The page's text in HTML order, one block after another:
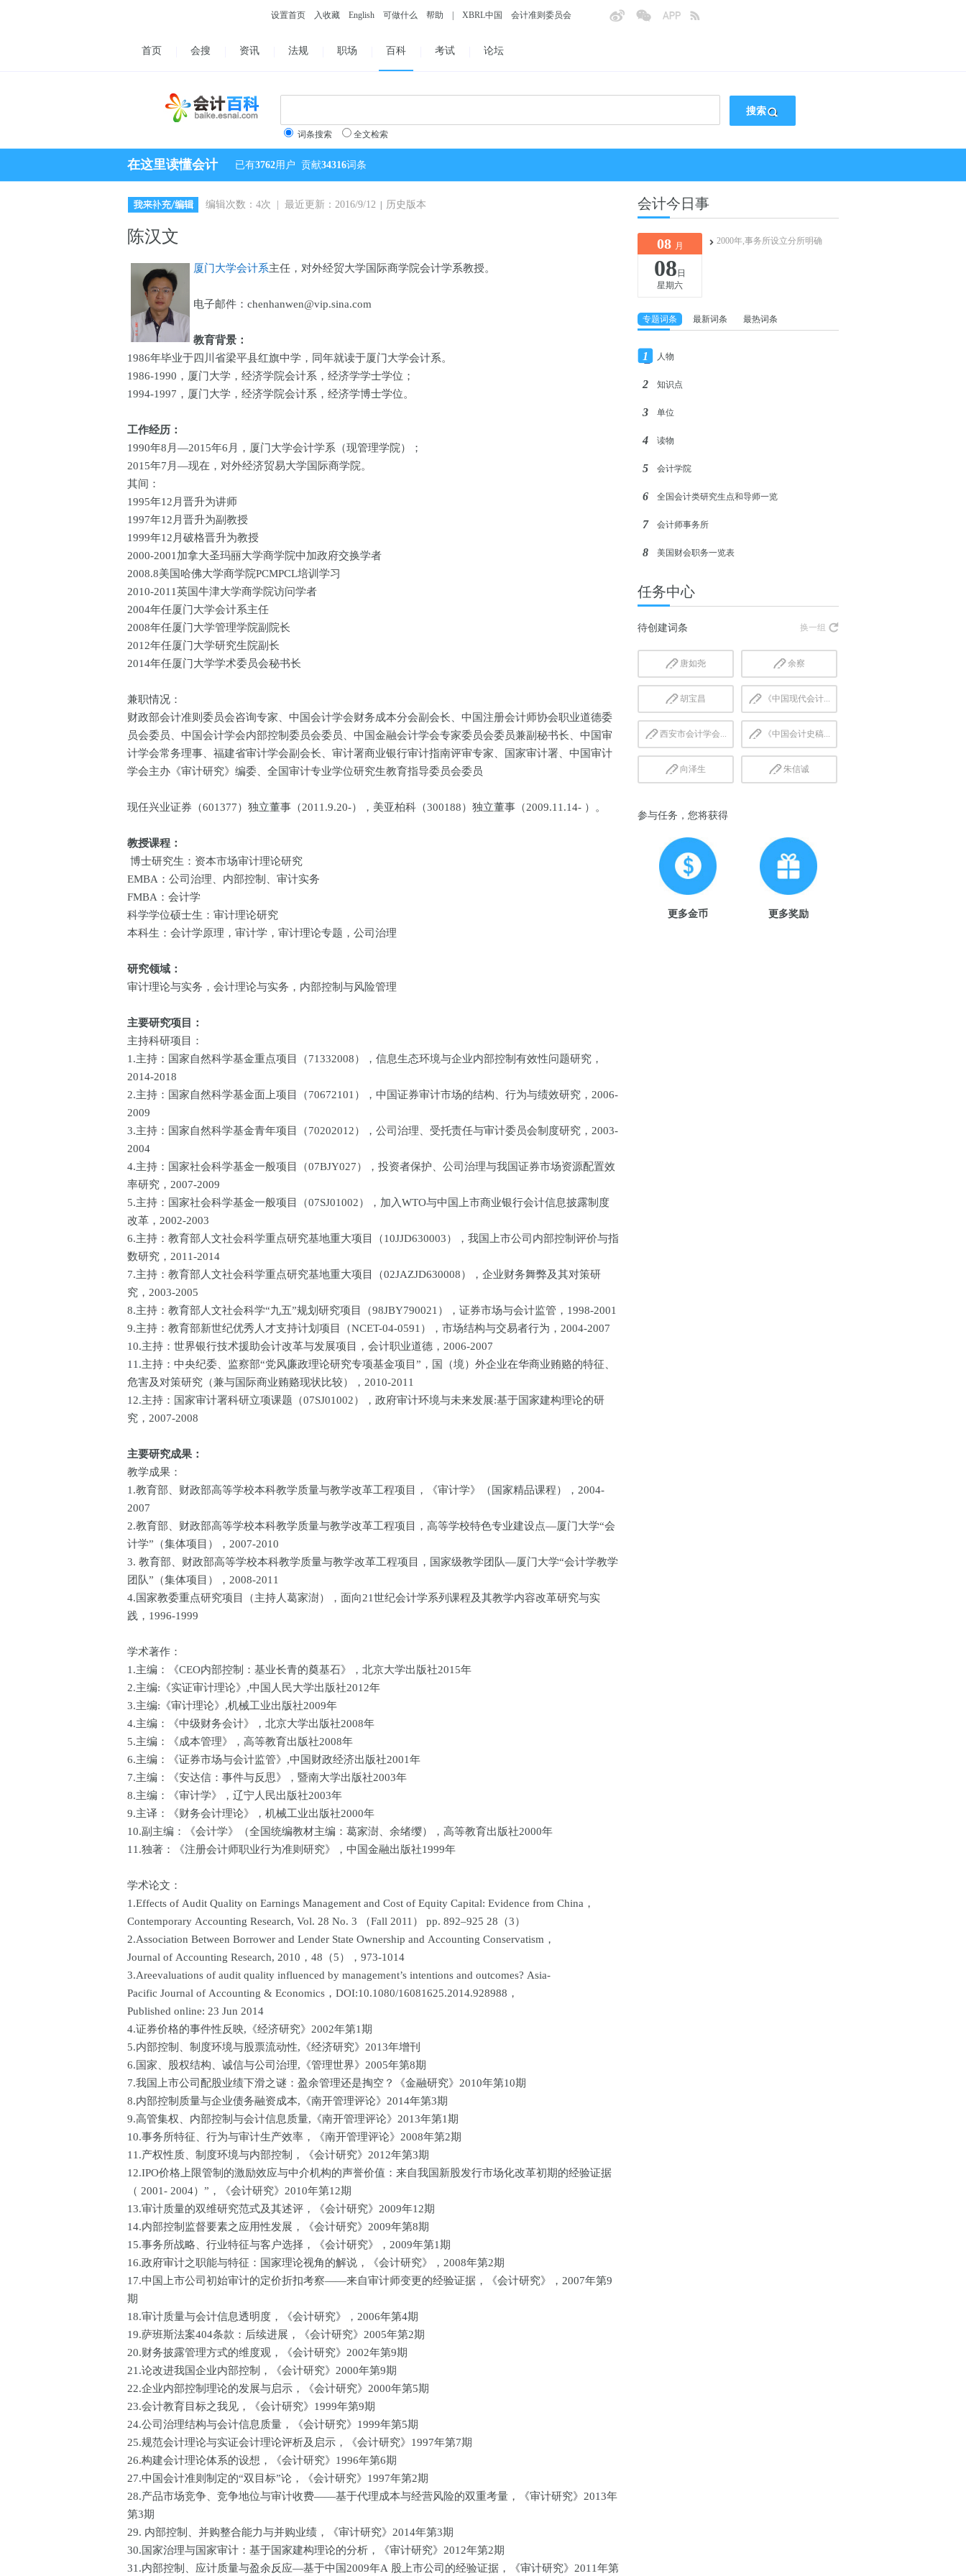
设置首页 入收藏 English 可做什么 帮助 XBRL中国 会计准则委员会
首页 会搜 资讯 法规 职场 百科 考试 论坛
搜索
词条搜索 全文检索
在这里读懂会计 已有3762用户 贡献34316词条
编辑次数：4次 | 最近更新：2016/9/12 历史版本
陈汉文
厦门大学会计系主任，对外经贸大学国际商学院会计学系教授。
电子邮件：chenhanwen@vip.sina.com
教育背景：
1986年毕业于四川省梁平县红旗中学，同年就读于厦门大学会计系。
1986-1990，厦门大学，经济学院会计系，经济学学士学位；
1994-1997，厦门大学，经济学院会计系，经济学博士学位。
工作经历：
1990年8月—2015年6月，厦门大学会计学系（现管理学院）；
2015年7月—现在，对外经济贸易大学国际商学院。
其间：
1995年12月晋升为讲师
1997年12月晋升为副教授
1999年12月破格晋升为教授
2000-2001加拿大圣玛丽大学商学院中加政府交换学者
2008.8美国哈佛大学商学院PCMPCL培训学习
2010-2011英国牛津大学商学院访问学者
2004年任厦门大学会计系主任
2008年任厦门大学管理学院副院长
2012年任厦门大学研究生院副长
2014年任厦门大学学术委员会秘书长
兼职情况：
财政部会计准则委员会咨询专家、中国会计学会财务成本分会副会长、中国注册会计师协会职业道德委
员会委员、中国会计学会内部控制委员会委员、中国金融会计学会专家委员会委员兼副秘书长、中国审
计学会常务理事、福建省审计学会副会长、审计署商业银行审计指南评审专家、国家审计署、中国审计
学会主办《审计研究》编委、全国审计专业学位研究生教育指导委员会委员
现任兴业证券（601377）独立董事（2011.9.20-），美亚柏科（300188）独立董事（2009.11.14- ）。
教授课程：
博士研究生：资本市场审计理论研究
EMBA：公司治理、内部控制、审计实务
FMBA：会计学
科学学位硕士生：审计理论研究
本科生：会计学原理，审计学，审计理论专题，公司治理
研究领域：
审计理论与实务，会计理论与实务，内部控制与风险管理
主要研究项目：
主持科研项目：
1.主持：国家自然科学基金重点项目（71332008），信息生态环境与企业内部控制有效性问题研究，
2014-2018
2.主持：国家自然科学基金面上项目（70672101），中国证券审计市场的结构、行为与绩效研究，2006-
2009
3.主持：国家自然科学基金青年项目（70202012），公司治理、受托责任与审计委员会制度研究，2003-
2004
4.主持：国家社会科学基金一般项目（07BJY027），投资者保护、公司治理与我国证券市场资源配置效
率研究，2007-2009
5.主持：国家社会科学基金一般项目（07SJ01002），加入WTO与中国上市商业银行会计信息披露制度
改革，2002-2003
6.主持：教育部人文社会科学重点研究基地重大项目（10JJD630003），我国上市公司内部控制评价与指
数研究，2011-2014
7.主持：教育部人文社会科学重点研究基地重大项目（02JAZJD630008），企业财务舞弊及其对策研
究，2003-2005
8.主持：教育部人文社会科学“九五”规划研究项目（98JBY790021），证券市场与会计监管，1998-2001
9.主持：教育部新世纪优秀人才支持计划项目（NCET-04-0591），市场结构与交易者行为，2004-2007
10.主持：世界银行技术援助会计改革与发展项目，会计职业道德，2006-2007
11.主持：中央纪委、监察部“党风廉政理论研究专项基金项目”，国（境）外企业在华商业贿赂的特征、
危害及对策研究（兼与国际商业贿赂现状比较），2010-2011
12.主持：国家审计署科研立项课题（07SJ01002），政府审计环境与未来发展:基于国家建构理论的研
究，2007-2008
主要研究成果：
教学成果：
1.教育部、财政部高等学校本科教学质量与教学改革工程项目，《审计学》（国家精品课程），2004-
2007
2.教育部、财政部高等学校本科教学质量与教学改革工程项目，高等学校特色专业建设点—厦门大学“会
计学”（集体项目），2007-2010
3. 教育部、财政部高等学校本科教学质量与教学改革工程项目，国家级教学团队—厦门大学“会计学教学
团队”（集体项目），2008-2011
4.国家教委重点研究项目（主持人葛家澍），面向21世纪会计学系列课程及其教学内容改革研究与实
践，1996-1999
学术著作：
1.主编：《CEO内部控制：基业长青的奠基石》，北京大学出版社2015年
2.主编:《实证审计理论》,中国人民大学出版社2012年
3.主编:《审计理论》,机械工业出版社2009年
4.主编：《中级财务会计》，北京大学出版社2008年
5.主编：《成本管理》，高等教育出版社2008年
6.主编：《证券市场与会计监管》,中国财政经济出版社2001年
7.主编：《安达信：事件与反思》，暨南大学出版社2003年
8.主编：《审计学》，辽宁人民出版社2003年
9.主译：《财务会计理论》，机械工业出版社2000年
10.副主编：《会计学》（全国统编教材主编：葛家澍、余绪缨），高等教育出版社2000年
11.独著：《注册会计师职业行为准则研究》，中国金融出版社1999年
学术论文：
1.Effects of Audit Quality on Earnings Management and Cost of Equity Capital: Evidence from China，
Contemporary Accounting Research, Vol. 28 No. 3 （Fall 2011） pp. 892–925 28（3）
2.Association Between Borrower and Lender State Ownership and Accounting Conservatism，
Journal of Accounting Research, 2010，48（5），973-1014
3.Areevaluations of audit quality influenced by management’s intentions and outcomes? Asia-
Pacific Journal of Accounting & Economics，DOI:10.1080/16081625.2014.928988，
Published online: 23 Jun 2014
4.证券价格的事件性反映,《经济研究》2002年第1期
5.内部控制、制度环境与股票流动性,《经济研究》2013年增刊
6.国家、股权结构、诚信与公司治理,《管理世界》2005年第8期
7.我国上市公司配股业绩下滑之谜：盈余管理还是掏空？《金融研究》2010年第10期
8.内部控制质量与企业债务融资成本,《南开管理评论》2014年第3期
9.高管集权、内部控制与会计信息质量,《南开管理评论》2013年第1期
10.事务所特征、行为与审计生产效率，《南开管理评论》2008年第2期
11.产权性质、制度环境与内部控制，《会计研究》2012年第3期
12.IPO价格上限管制的激励效应与中介机构的声誉价值：来自我国新股发行市场化改革初期的经验证据
（ 2001- 2004）”，《会计研究》2010年第12期
13.审计质量的双维研究范式及其述评，《会计研究》2009年12期
14.内部控制监督要素之应用性发展，《会计研究》2009年第8期
15.事务所战略、行业特征与客户选择，《会计研究》，2009年第1期
16.政府审计之职能与特征：国家理论视角的解说，《会计研究》，2008年第2期
17.中国上市公司初始审计的定价折扣考察——来自审计师变更的经验证据，《会计研究》，2007年第9
期
18.审计质量与会计信息透明度，《会计研究》，2006年第4期
19.萨班斯法案404条款：后续进展，《会计研究》2005年第2期
20.财务披露管理方式的维度观，《会计研究》2002年第9期
21.论改进我国企业内部控制，《会计研究》2000年第9期
22.企业内部控制理论的发展与启示，《会计研究》2000年第5期
23.会计教育目标之我见，《会计研究》1999年第9期
24.公司治理结构与会计信息质量，《会计研究》1999年第5期
25.规范会计理论与实证会计理论评析及启示，《会计研究》1997年第7期
26.构建会计理论体系的设想，《会计研究》1996年第6期
27.中国会计准则制定的“双目标”论，《会计研究》1997年第2期
28.产品市场竞争、竞争地位与审计收费——基于代理成本与经营风险的双重考量，《审计研究》2013年
第3期
29. 内部控制、并购整合能力与并购业绩，《审计研究》2014年第3期
30.国家治理与国家审计：基于国家建构理论的分析，《审计研究》2012年第2期
31.内部控制、应计质量与盈余反应—基于中国2009年A 股上市公司的经验证据，《审计研究》2011年第
会计今日事
08 月
08 日
星期六
2000年,事务所设立分所明确
专题词条 最新词条 最热词条
1 人物
2 知识点
3 单位
4 读物
5 会计学院
6 全国会计类研究生点和导师一览
7 会计师事务所
8 美国财会职务一览表
任务中心
待创建词条 换一组
唐如尧 余察
胡宝昌 《中国现代会计...
西安市会计学会... 《中国会计史稿...
向泽生 朱信诚
参与任务，您将获得
更多金币 更多奖励